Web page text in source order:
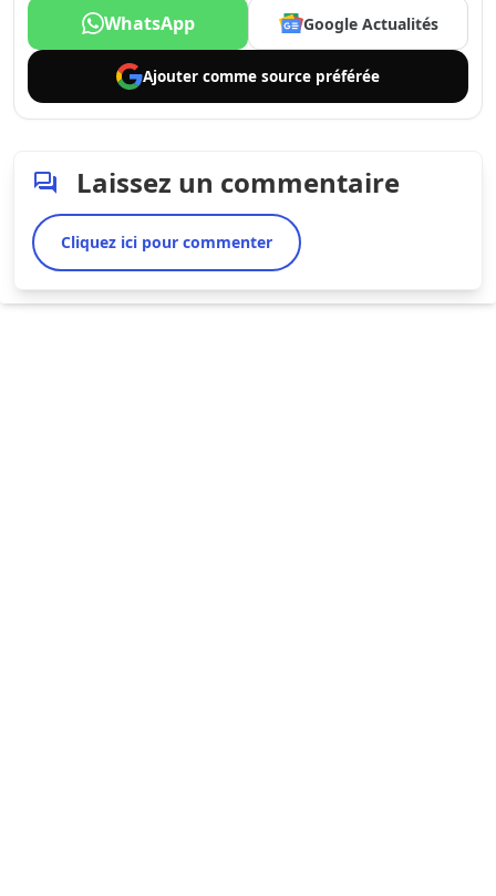
WhatsApp Google Actualités
Ajouter comme source préférée
Laissez un commentaire
Cliquez ici pour commenter